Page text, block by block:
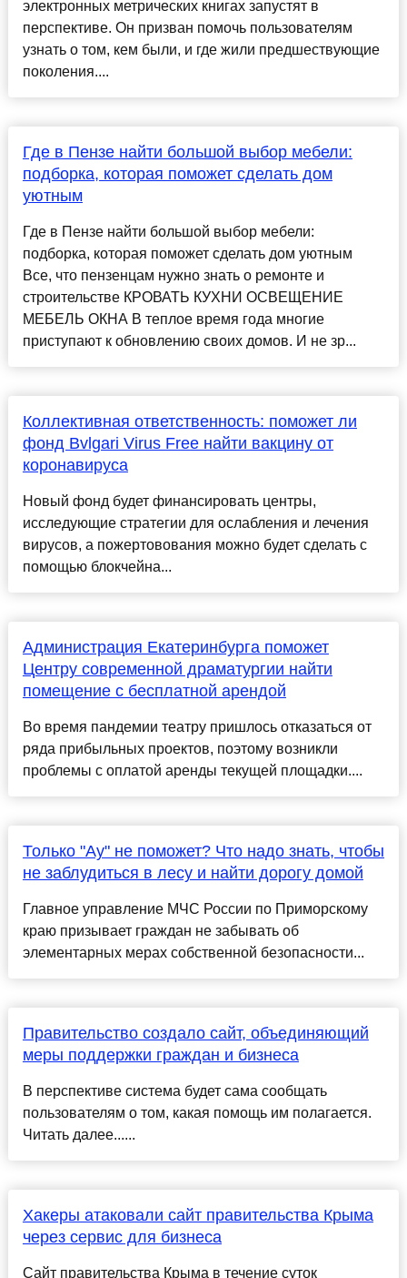
электронных метрических книгах запустят в
перспективе. Он призван помочь пользователям
узнать о том, кем были, и где жили предшествующие
поколения....
Где в Пензе найти большой выбор мебели:
подборка, которая поможет сделать дом
уютным
Где в Пензе найти большой выбор мебели:
подборка, которая поможет сделать дом уютным
Все, что пензенцам нужно знать о ремонте и
строительстве КРОВАТЬ КУХНИ ОСВЕЩЕНИЕ
МЕБЕЛЬ ОКНА В теплое время года многие
приступают к обновлению своих домов. И не зр...
Коллективная ответственность: поможет ли
фонд Bvlgari Virus Free найти вакцину от
коронавируса
Новый фонд будет финансировать центры,
исследующие стратегии для ослабления и лечения
вирусов, а пожертовования можно будет сделать с
помощью блокчейна...
Администрация Екатеринбурга поможет
Центру современной драматургии найти
помещение с бесплатной арендой
Во время пандемии театру пришлось отказаться от
ряда прибыльных проектов, поэтому возникли
проблемы с оплатой аренды текущей площадки....
Только "Ау" не поможет? Что надо знать, чтобы
не заблудиться в лесу и найти дорогу домой
Главное управление МЧС России по Приморскому
краю призывает граждан не забывать об
элементарных мерах собственной безопасности...
Правительство создало сайт, объединяющий
меры поддержки граждан и бизнеса
В перспективе система будет сама сообщать
пользователям о том, какая помощь им полагается.
Читать далее......
Хакеры атаковали сайт правительства Крыма
через сервис для бизнеса
Сайт правительства Крыма в течение суток